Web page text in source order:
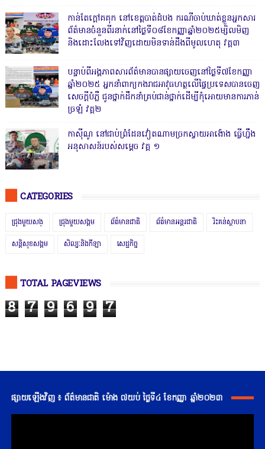
កាន់តែក្តៅគគុក នៅខេត្តបាត់ដំបង ករណីចាប់ឃាត់ខ្លួនអ្នកសារ
ព័ត៌មានចំនួនពីរនាក់នៅថ្ងៃទី០៨ខែកញ្ញាឆ្នាំ២០២៥ម្សិលមិញ
និងដោះលែងទៅវិញដោយមិនទាន់ដឹងពីមូលហេតុ វគ្គ៣
បន្ទាប់ពីអង្គភាពសារព័ត៌មានបានផ្សាយចេញនៅថ្ងៃទី៧ខែកញ្ញា
ឆ្នាំ២០២៥ អ្នកនាំពាក្យកងរាជអាវុធហត្ថលើផ្ទៃប្រទេសបានចេញ
សេចក្តីបំភ្លឺ ជូនថ្នាក់ដឹកនាំគ្រប់ជាន់ថ្នាក់ដើម្បីកុំអោយមានការភាន់
ច្រឡំ វគ្គ២
កាសុីណូ នៅជាប់ព្រំដែនវៀតណាមច្រកស្វាយអាង៉ោង ធ្វើហ្នឹង
អនុសាសន៍របស់សម្ដេច វគ្គ ១
CATEGORIES
ជ្រុងមួយសង្ ជ្រុងមួយសង្គម ព័ត៌មានជាតិ ព័ត៌មានអន្តរជាតិ រិះគន់ស្ថាបនា
សន្តិសុខសង្គម សិល្បៈនិងកីឡា សេដ្ឋកិច្ច
TOTAL PAGEVIEWS
8 7 9 6 9 7
ផ្សាយឡើងវិញ ៖ ព័ត៌មានជាតិ ម៉ោង ៧យប់ ថ្ងៃទី៤ ខែកញ្ញា ឆ្នាំ២០២៣